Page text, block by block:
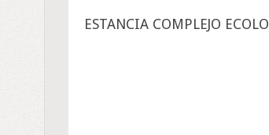
ESTANCIA COMPLEJO